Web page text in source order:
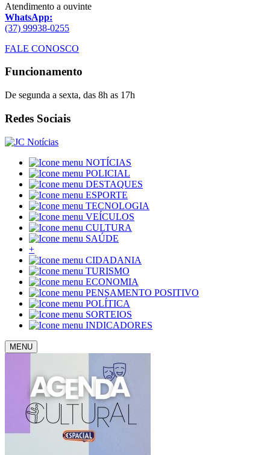
Atendimento a ouvinte
WhatsApp:
(37) 99938-0255
FALE CONOSCO
Funcionamento
De segunda a sexta, das 8h as 17h
Redes Sociais
NOTÍCIAS
POLICIAL
DESTAQUES
ESPORTE
TECNOLOGIA
VEÍCULOS
CULTURA
SAÚDE
+
CIDADANIA
TURISMO
ECONOMIA
PENSAMENTO POSITIVO
POLÍTICA
SORTEIOS
INDICADORES
MENU